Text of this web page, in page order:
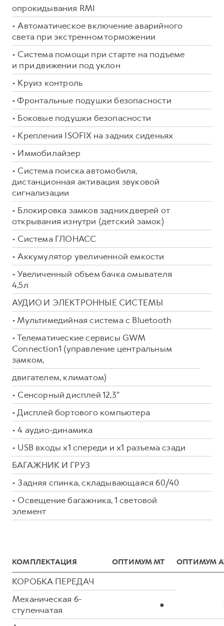
опрокидывания RMI
• Автоматическое включение аварийного
света при экстренном торможении
• Система помощи при старте на подъеме
и при движении под уклон
• Круиз контроль
• Фронтальные подушки безопасности
• Боковые подушки безопасности
• Крепления ISOFIX на задних сиденьях
• Иммобилайзер
• Система поиска автомобиля,
дистанционная активация звуковой
сигнализации
• Блокировка замков задних дверей от
открывания изнутри (детский замок)
• Система ГЛОНАСС
• Аккумулятор увеличенной емкости
• Увеличенный объем бачка омывателя
4,5л
АУДИО И ЭЛЕКТРОННЫЕ СИСТЕМЫ
• Мультимедийная система с Bluetooth
• Телематические сервисы GWM
Connection1 (управление центральным
замком,
двигателем, климатом)
• Сенсорный дисплей 12,3"
• Дисплей бортового компьютера
• 4 аудио-динамика
• USB входы x1 спереди и x1 разъема сзади
БАГАЖНИК И ГРУЗ
• Задняя спинка, складывающаяся 60/40
• Освещение багажника, 1 световой
элемент
КОМПЛЕКТАЦИЯ ОПТИМУМ МТ ОПТИМУМ
КОРОБКА ПЕРЕДАЧ
Механическая 6-
ступенчатая
●